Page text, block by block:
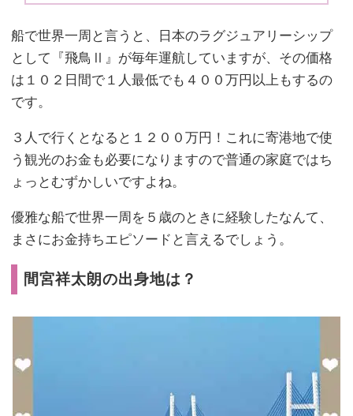
船で世界一周と言うと、日本のラグジュアリーシップ
として『飛鳥Ⅱ』が毎年運航していますが、その価格
は１０２日間で１人最低でも４００万円以上もするの
です。
３人で行くとなると１２００万円！これに寄港地で使
う観光のお金も必要になりますので普通の家庭ではち
ょっとむずかしいですよね。
優雅な船で世界一周を５歳のときに経験したなんて、
まさにお金持ちエピソードと言えるでしょう。
間宮祥太朗の出身地は？